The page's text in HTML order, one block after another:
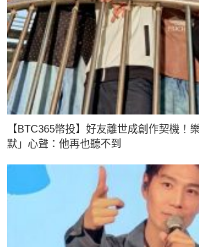
【BTC365幣投】好友離世成創作契機！
默」心聲：他再也聽不到